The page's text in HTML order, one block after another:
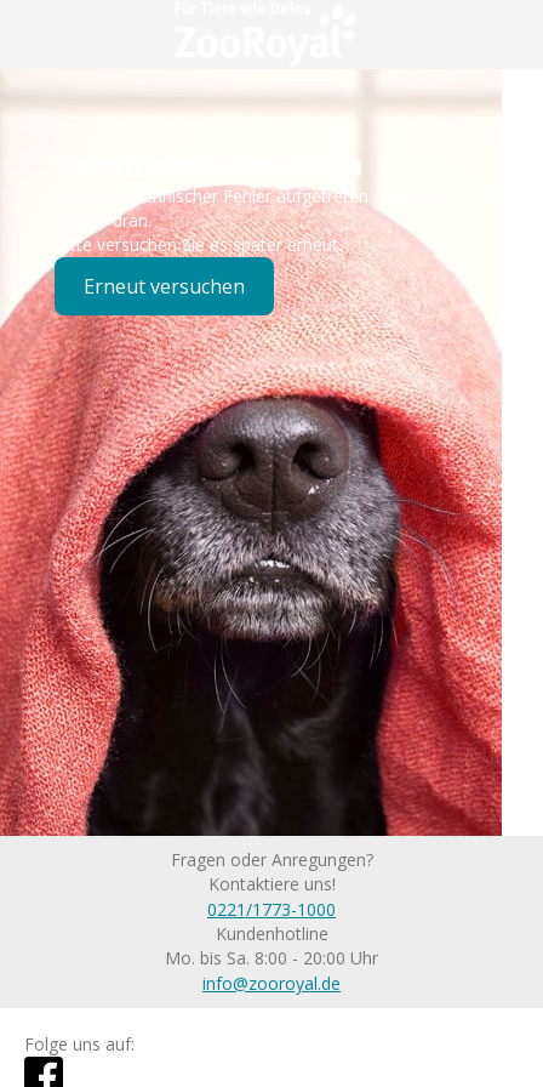
Technisches Problem
Es ist ein technischer Fehler aufgetreten – wir sind
bereits dran.
Bitte versuchen Sie es später erneut.
Erneut versuchen
Fragen oder Anregungen?
Kontaktiere uns!
0221/1773-1000
Kundenhotline
Mo. bis Sa. 8:00 - 20:00 Uhr
info@zooroyal.de
Folge uns auf: